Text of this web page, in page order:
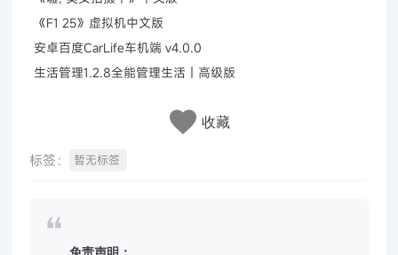
《F1 25》虚拟机中文版
安卓百度CarLife车机端 v4.0.0
生活管理1.2.8全能管理生活｜高级版
收藏
标签： 暂无标签